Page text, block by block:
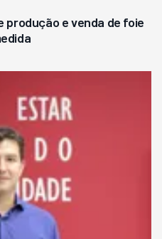
produção e venda de foie